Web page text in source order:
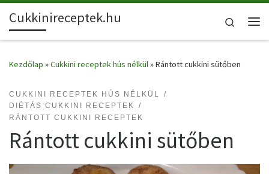
Skip to content
Cukkinireceptek.hu
Search
Kezdőlap »Cukkini receptek hús nélkül»Rántott cukkini sütőben
CUKKINI RECEPTEK HÚS NÉLKÜL
DIÉTÁS CUKKINI RECEPTEK
RÁNTOTT CUKKINI RECEPTEK
Rántott cukkini sütőben